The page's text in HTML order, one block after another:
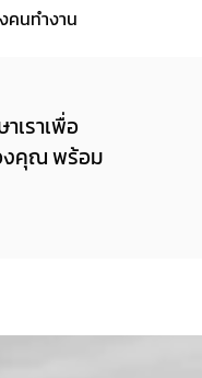
คนทำงาน
เราเพื่อ
งคุณ พร้อม